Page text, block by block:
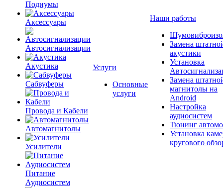
Подиумы
Аксессуары
Автосигнализации
Акустика
Сабвуферы
Провода и Кабели
Автомагнитолы
Усилители
Питание
Аудиосистем
Услуги
Основные
услуги
Наши работы
Замена
акустики
Установка
Замена
магнитолы на
Android
Настройка
аудиосистем
Тюнинг
Установка
кругового